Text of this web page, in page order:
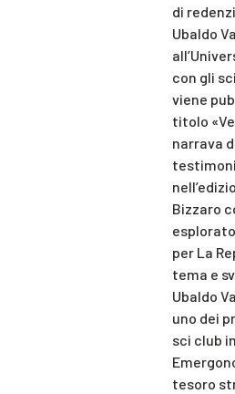
di
Ubaldo
con gli
viene
titolo
narrava
Bizzaro
per La
tema e
Ubaldo
uno dei
sci club
tesoro